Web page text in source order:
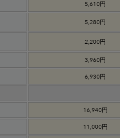
5,610円
5,280円
2,200円
3,960円
6,930円
16,940円
11,000円